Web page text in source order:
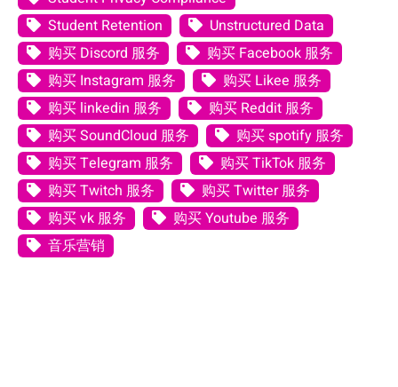
Student Retention
Unstructured Data
购买 Discord 服务
购买 Facebook 服务
购买 Instagram 服务
购买 Likee 服务
购买 linkedin 服务
购买 Reddit 服务
购买 SoundCloud 服务
购买 spotify 服务
购买 Telegram 服务
购买 TikTok 服务
购买 Twitch 服务
购买 Twitter 服务
购买 vk 服务
购买 Youtube 服务
音乐营销